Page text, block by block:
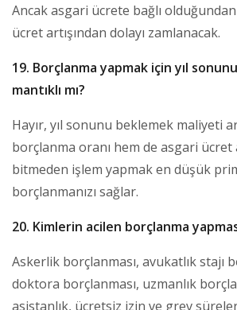
Ancak asgari ücrete bağlı olduğundan
ücret artışından dolayı zamlanacak.
19. Borçlanma yapmak için yıl
mantıklı mı?
Hayır, yıl sonunu beklemek maliyeti
borçlanma oranı hem de asgari ücret
bitmeden işlem yapmak en düşük
borçlanmanızı sağlar.
20. Kimlerin acilen borçlanma
Askerlik borçlanması, avukatlık stajı
doktora borçlanması, uzmanlık
asistanlık, ücretsiz izin ve grev